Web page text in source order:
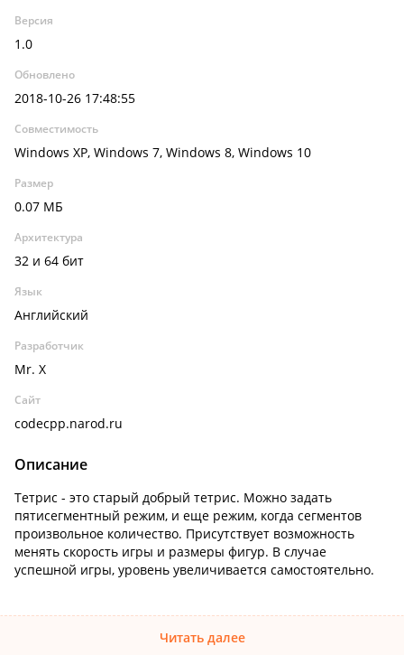
Версия
1.0
Обновлено
2018-10-26 17:48:55
Совместимость
Windows XP, Windows 7, Windows 8, Windows 10
Размер
0.07 МБ
Архитектура
32 и 64 бит
Язык
Английский
Разработчик
Mr. X
Сайт
codecpp.narod.ru
Описание
Тетрис - это старый добрый тетрис. Можно задать
пятисегментный режим, и еще режим, когда сегментов
произвольное количество. Присутствует возможность
менять скорость игры и размеры фигур. В случае
успешной игры, уровень увеличивается самостоятельно.
Читать далее